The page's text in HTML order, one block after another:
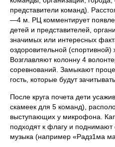
представители команд).
—4 м. РЦ комментирует
детей и представителей,
значимых или интересных
оздоровительной (спортивной)
Возглавляют колонну 4
соревнований. Замыкают
гость, которые будут
После круга почета дети
скамеек для 5 команд),
выступающих у микрофона.
подходят к флагу и поднимают
музыка (например «Радз1ма